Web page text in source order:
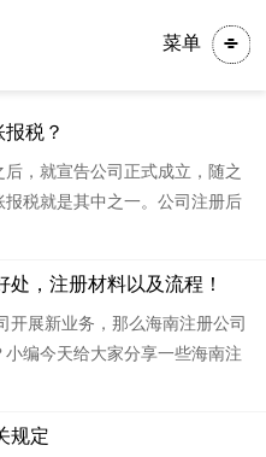
菜单
税？
，就宣告公司正式成立，随之
税就是其中之一。公司注册后
，注册材料以及流程！
开展新业务，那么海南注册公司
编今天给大家分享一些海南注
规定